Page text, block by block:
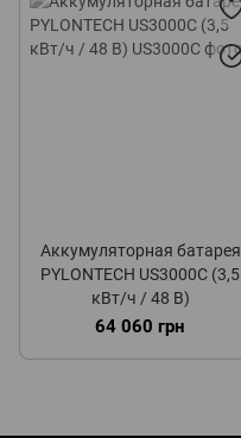
Аккумуляторная батарея
PYLONTECH US3000С (3,5
кВт/ч / 48 В)
64 060 грн